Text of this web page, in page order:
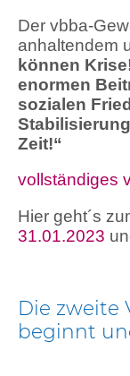
Der vbba-
anhaltendem
können
enormen
sozialen
Zeit!“
vollständiges
Hier geht´s
31.01.2023
Die zweite
beginnt